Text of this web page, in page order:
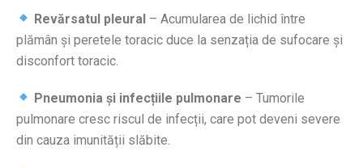
Revărsatul pleural – Acumularea de lichid între
plămân și peretele toracic duce la senzația de sufocare și
disconfort toracic.
Pneumonia și infecțiile pulmonare – Tumorile
pulmonare cresc riscul de infecții, care pot deveni severe
din cauza imunității slăbite.